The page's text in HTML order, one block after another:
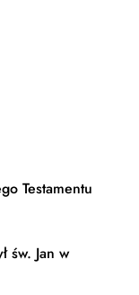
Testamentu
św. Jan w